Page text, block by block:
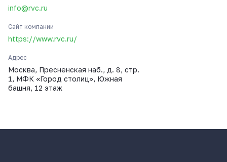
info@rvc.ru
Сайт компании
https://www.rvc.ru/
Адрес
Москва, Пресненская наб., д. 8, стр.
1, МФК «Город столиц», Южная
башня, 12 этаж